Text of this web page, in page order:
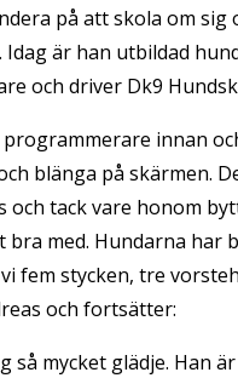
på att skola om sig
Idag är han utbildad
och driver Dk9
programmerare innan
blänga på skärmen.
och tack vare honom
bra med. Hundarna har
fem stycken, tre
och fortsätter:
så mycket glädje. Han